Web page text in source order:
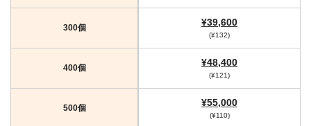
300個 ¥39,600
(¥132)
400個 ¥48,400
(¥121)
500個 ¥55,000
(¥110)